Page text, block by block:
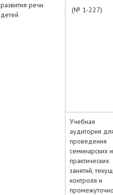
развития речи
детей
(№ 1-227)
Учебная
аудитория
проведения
семинарских и
практических
занятий,
контроля и